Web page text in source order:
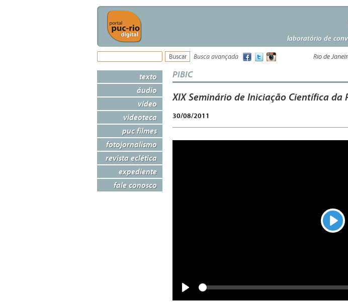
laboratório de
Busca avançada Rio de
texto
áudio
vídeo
videoteca
puc filmes
fotojornalismo
revista eclética
expediente
fale conosco
PIBIC
XIX Seminário de Iniciação Científica da
30/08/2011
Play
Seek